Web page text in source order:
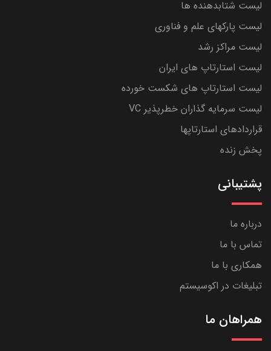
لیست شتابدهنده ها
لیست پارکهای علم و فناوری
لیست مراکز رشد
لیست استارتاپ های ایران
لیست استارتاپ های شکست خورده
لیست سرمایه گذاران خطرپذیر VC
قراردادهای استارتاپها
پخش زنده
پشتیبانی
درباره ما
تماس با ما
همکاری با ما
تبلیغات در اکوسیستم
همراهان ما